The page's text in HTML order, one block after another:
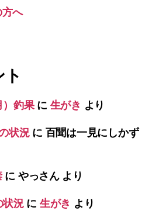
へ
）釣果に 生がき より
状況に 百聞は一見にしかず
に やっさんより
状況に 生がき より